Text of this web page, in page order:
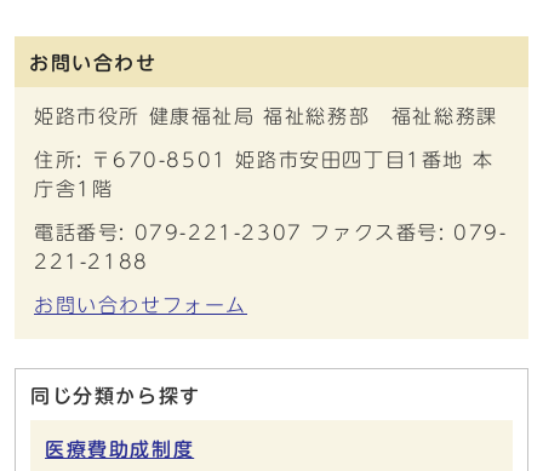
お問い合わせ
姫路市役所 健康福祉局 福祉総務部 福祉総務課
住所: 〒670-8501 姫路市安田四丁目1番地 本
庁舎1階
電話番号: 079-221-2307 ファクス番号: 079-
221-2188
お問い合わせフォーム
同じ分類から探す
医療費助成制度